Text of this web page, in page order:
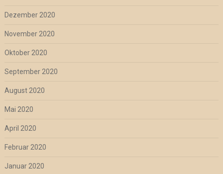
Dezember 2020
November 2020
Oktober 2020
September 2020
August 2020
Mai 2020
April 2020
Februar 2020
Januar 2020